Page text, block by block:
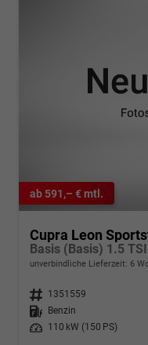
ab 591,– € mtl.
Cupra Leon
unverbindliche Lieferzeit: 6
Fahrzeugnr. 1351559
Kraftstoff
Benzin
Leistung
110 kW (150 PS)